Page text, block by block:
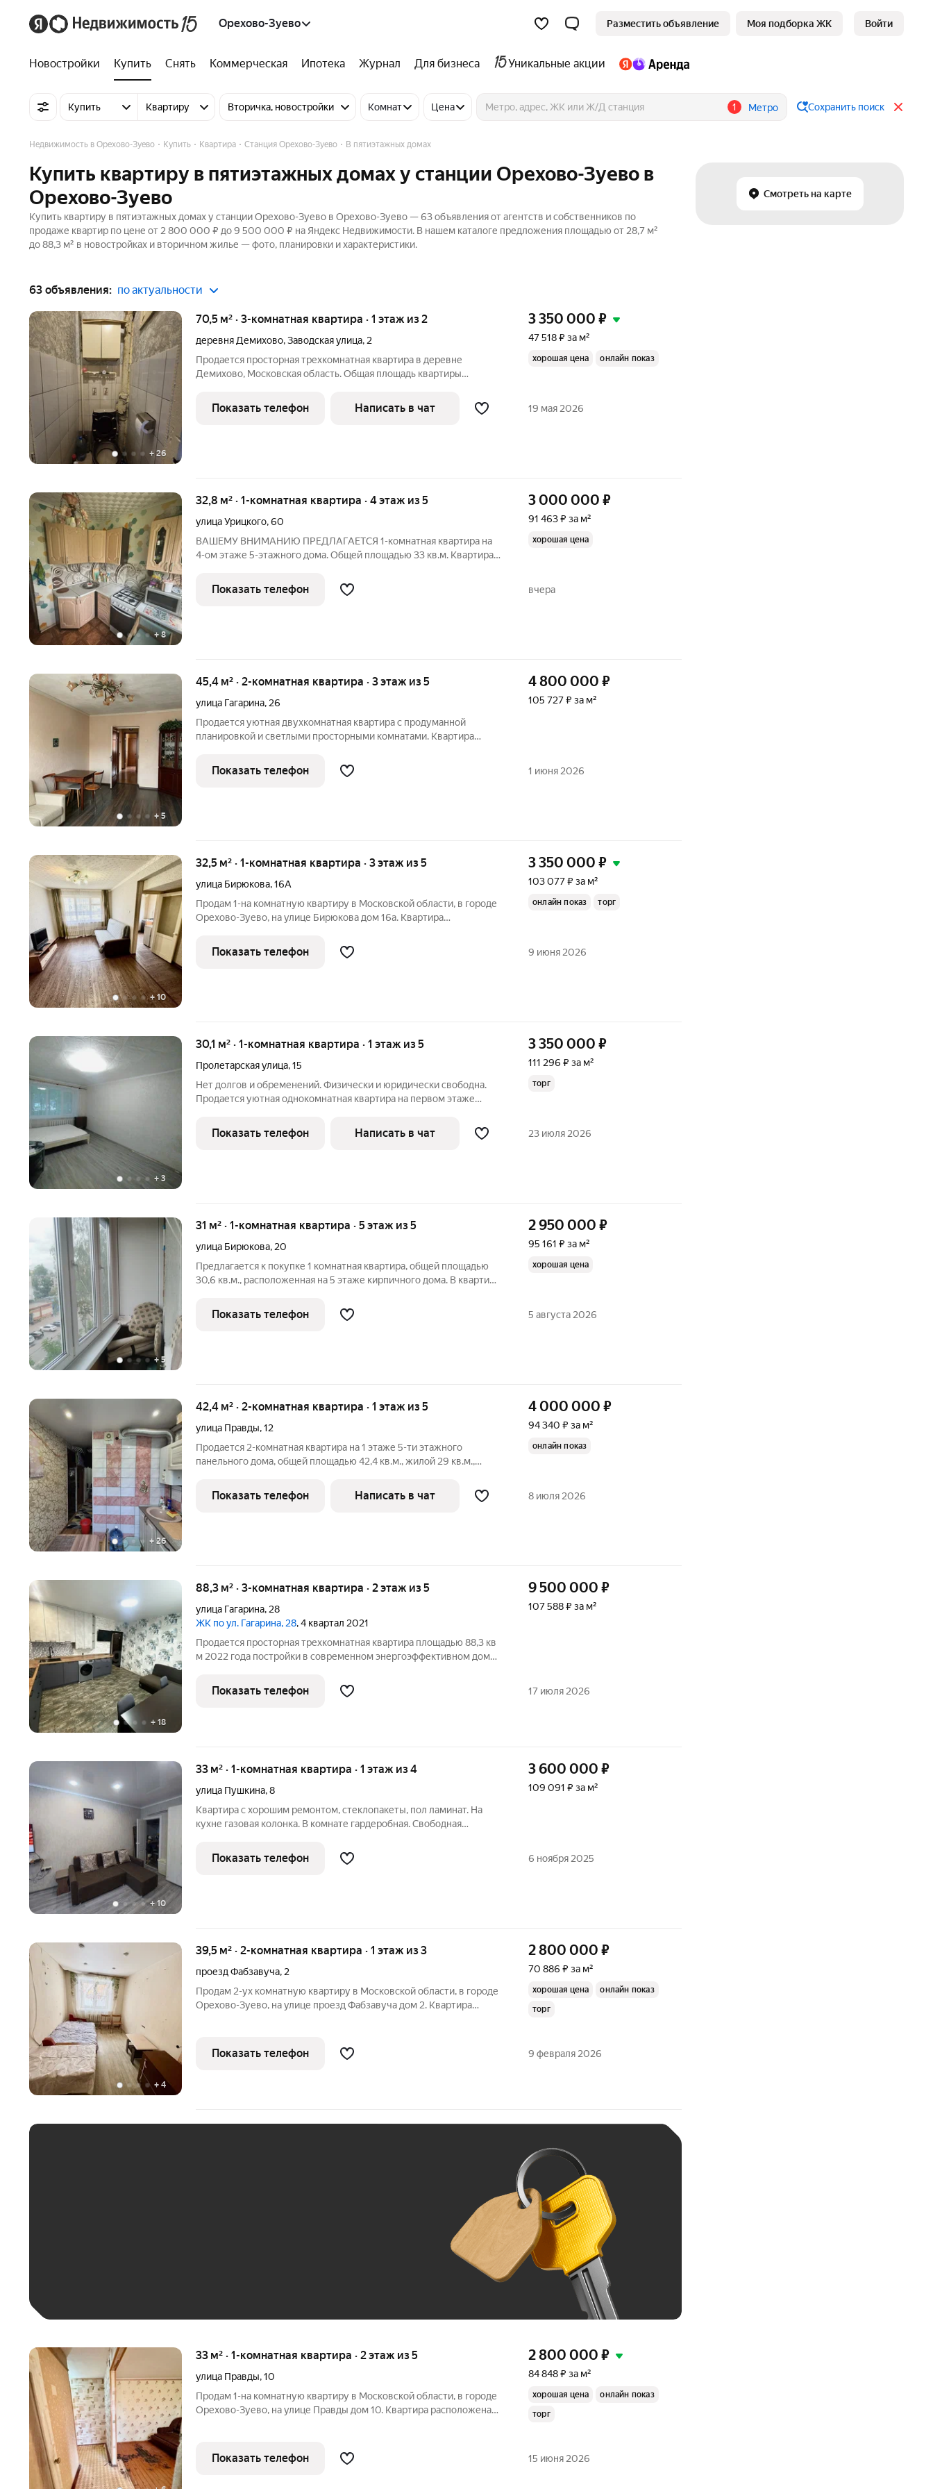
Орехово-Зуево Разместить объявление Моя подборка ЖК Войти
Новостройки Купить Снять Коммерческая Ипотека Журнал Для бизнеса Уникальные акции
Купить Квартиру Вторичка, новостройки Комнат Цена 1 Метро Сохранить поиск
Смотреть на карте
Недвижимость в Орехово-Зуево Купить Квартира Станция Орехово-Зуево В пятиэтажных домах
Купить квартиру в пятиэтажных домах у станции Орехово-Зуево в
Орехово-Зуево
Купить квартиру в пятиэтажных домах у станции Орехово-Зуево в Орехово-Зуево — 63 объявления от агентств и собственников по
продаже квартир по цене от 2 800 000 ₽ до 9 500 000 ₽ на Яндекс Недвижимости. В нашем каталоге предложения площадью от 28,7 м²
до 88,3 м² в новостройках и вторичном жилье — фото, планировки и характеристики.
63 объявления: по актуальности
+26
70,5 м² · 3-комнатная квартира · 1 этаж из 2
деревня Демихово,Заводская улица, 2
Продается просторная трехкомнатная квартира в деревне
Демихово, Московская область. Общая площадь квартиры
расположена на первом этаже двухэтажного блочного дома,
построенного в 1951 году.
3 350 000 ₽
47 518 ₽ за м²
хорошая цена онлайн показ
Показать телефон Написать в чат 19 мая 2026
+8
32,8 м² · 1-комнатная квартира · 4 этаж из 5
улица Урицкого,60
ВАШЕМУ ВНИМАНИЮ ПРЕДЛАГАЕТСЯ 1-комнатная квартира на
4-ом этаже 5-этажного дома. Общей площадью 33 кв.м. Квартира
спокойные, тихий двор, возле дома достаточно парковочных мест.
В шаговой
3 000 000 ₽
91 463 ₽ за м²
хорошая цена
Показать телефон вчера
+ 5
45,4 м² · 2-комнатная квартира · 3 этаж из 5
улица Гагарина, 26
Продается уютная двухкомнатная квартира с продуманной
планировкой и светлыми просторными комнатами. Квартира
рядом магазины, школы, детские сады, Дворец спорта Восток,
ФОК Звездный, остановки
4 800 000 ₽
105 727 ₽ за м²
Показать телефон 1 июня 2026
+10
32,5 м² · 1-комнатная квартира · 3 этаж из 5
улица Бирюкова,16А
Продам 1-на комнатную квартиру в Московской области, в городе
Орехово-Зуево, на улице Бирюкова дом 16а. Квартира
площадь 32.5 кв.м. Сан узел ванна и туалет совмещённые. НЕ
УГЛОВАЯ. Остается
3 350 000 ₽
103 077 ₽ за м²
онлайн показ торг
Показать телефон 9 июня 2026
+ 3
30,1 м² · 1-комнатная квартира · 1 этаж из 5
Пролетарская улица,15
Нет долгов и обременений. Физически и юридически свободна.
Продается уютная однокомнатная квартира на первом этаже
позволяет первое время заехать и жить. Окна ПВХ. Центральное
водоснабжение,
3 350 000 ₽
111 296 ₽ за м²
торг
Показать телефон Написать в чат 23 июля 2026
+ 5
31 м² · 1-комнатная квартира · 5 этаж из 5
улица Бирюкова, 20
Предлагается к покупке 1 комнатная квартира, общей площадью
30,6 кв.м., расположенная на 5 этаже кирпичного дома. В квартире
совмещенный. Состояние квартиры соответствует фотографиям.
Один
2 950 000 ₽
95 161 ₽ за м²
хорошая цена
Показать телефон 5 августа 2026
+26
42,4 м² · 2-комнатная квартира · 1 этаж из 5
улица Правды,12
Продается 2-комнатная квартира на 1 этаже 5-ти этажного
панельного дома, общей площадью 42,4 кв.м., жилой 29 кв.м.,
угловая, без балкона, хорошее состояние, окна ПВХ, решетки,
натяжной
4 000 000 ₽
94 340 ₽ за м²
онлайн показ
Показать телефон Написать в чат 8 июля 2026
+ 18
88,3 м² · 3-комнатная квартира · 2 этаж из 5
улица Гагарина, 28
ЖК по ул. Гагарина, 28, 4 квартал 2021
Продается просторная трехкомнатная квартира площадью 88,3 кв
м 2022 года постройки в современном энергоэффективном доме.
обеспечивает высокий уровень комфорта: стены утеплены с двух
сторон, а фасад
9 500 000 ₽
107 588 ₽ за м²
Показать телефон 17 июля 2026
+10
33 м² · 1-комнатная квартира · 1 этаж из 4
улица Пушкина,8
Квартира с хорошим ремонтом, стеклопакеты, пол ламинат. На
кухне газовая колонка. В комнате гардеробная. Свободная
3 600 000 ₽
109 091 ₽ за м²
Показать телефон 6 ноября 2025
+ 4
39,5 м² · 2-комнатная квартира · 1 этаж из 3
проезд Фабзавуча, 2
Продам 2-ух комнатную квартиру в Московской области, в городе
Орехово-Зуево, на улице проезд Фабзавуча дом 2. Квартира
ванна и
2 800 000 ₽
70 886 ₽ за м²
хорошая цена
онлайн показ
торг
Показать телефон 9 февраля 2026
33 м² · 1-комнатная квартира · 2 этаж из 5
улица Правды,10
Продам 1-на комнатную квартиру в Московской области, в городе
Орехово-Зуево, на улице Правды дом 10. Квартира расположена
2 800 000 ₽
84 848 ₽ за м²
хорошая цена
онлайн показ
торг
Показать телефон 15 июня 2026